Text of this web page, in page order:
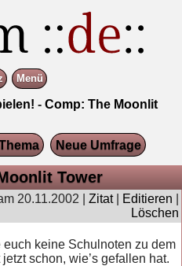
Menü
- Comp: The Moonlit
Neue Umfrage
Tower
20.11.2002 | Zitat| Editieren
Löschen
euch keine Schulnoten zu dem
schon, wie’s gefallen hat.